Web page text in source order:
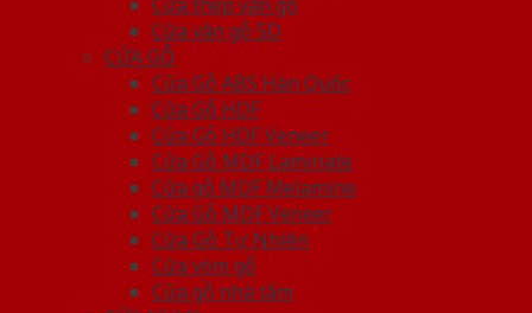
Cửa vân gỗ 5D
CỬA GỖ
Cửa Gỗ ABS Hàn Quốc
Cửa Gỗ HDF
Cửa Gỗ HDF Veneer
Cửa Gỗ MDF Laminate
Cửa gỗ MDF Melamine
Cửa Gỗ MDF Veneer
Cửa Gỗ Tự Nhiên
Cửa vòm gỗ
Cửa gỗ nhà tắm